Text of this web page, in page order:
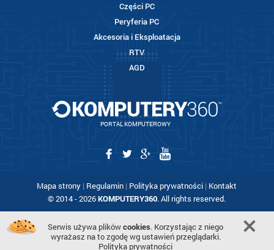
Części PC
Peryferia PC
Akcesoria i Eksploatacja
RTV
AGD
PORTAL KOMPUTEROWY
Mapa strony | Regulamin | Polityka prywatności | Kontakt
© 2014 - 2026KOMPUTERY360. All rights reserved.
Serwis używa plikówcookies. Korzystając z niego
wyrażasz na to zgodę wg ustawień przeglądarki.
Polityka prywatności